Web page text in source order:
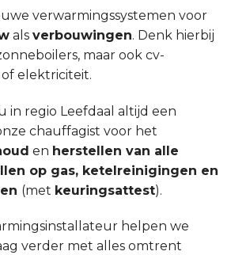
verwarmingssystemen voor
als verbouwingen. Denk hierbij
maar ook cv-
of elektriciteit.
in regio Leefdaal altijd een
chauffagist voor het
en herstellen van alle
op gas, ketelreinigingen en
(met keuringsattest).
helpen we
verder met alles omtrent